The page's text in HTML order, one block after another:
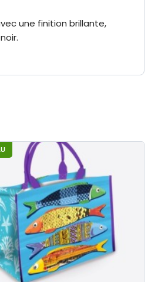
une finition brillante,